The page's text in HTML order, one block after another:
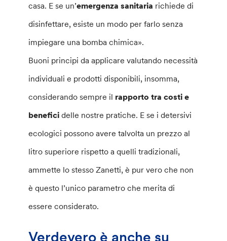
casa. E se un’emergenza sanitaria richiede di
disinfettare, esiste un modo per farlo senza
impiegare una bomba chimica».
Buoni principi da applicare valutando necessità
individuali e prodotti disponibili, insomma,
considerando sempre il rapporto tra costi e
benefici delle nostre pratiche. E se i detersivi
ecologici possono avere talvolta un prezzo al
litro superiore rispetto a quelli tradizionali,
ammette lo stesso Zanetti, è pur vero che non
è questo l’unico parametro che merita di
essere considerato.
Verdevero è anche su